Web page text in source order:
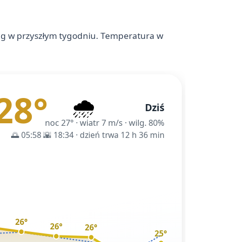
w przyszłym tygodniu. Temperatura w